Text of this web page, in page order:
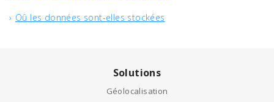
Oû les données sont-elles stockées
Solutions
Géolocalisation